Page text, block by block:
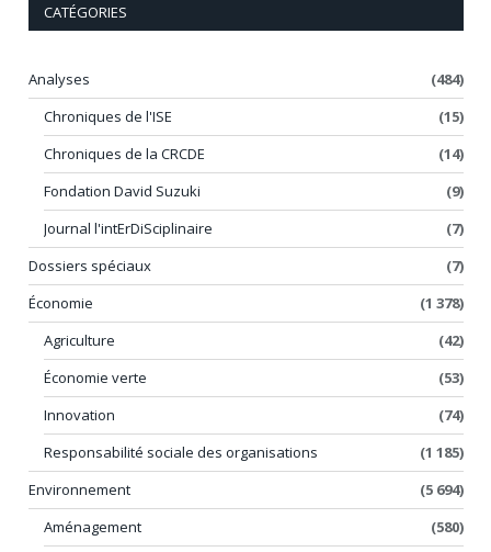
CATÉGORIES
Analyses
(484)
Chroniques de l'ISE
(15)
Chroniques de la CRCDE
(14)
Fondation David Suzuki
(9)
Journal l'intErDiSciplinaire
(7)
Dossiers spéciaux
(7)
Économie
(1 378)
Agriculture
(42)
Économie verte
(53)
Innovation
(74)
Responsabilité sociale des organisations
(1 185)
Environnement
(5 694)
Aménagement
(580)